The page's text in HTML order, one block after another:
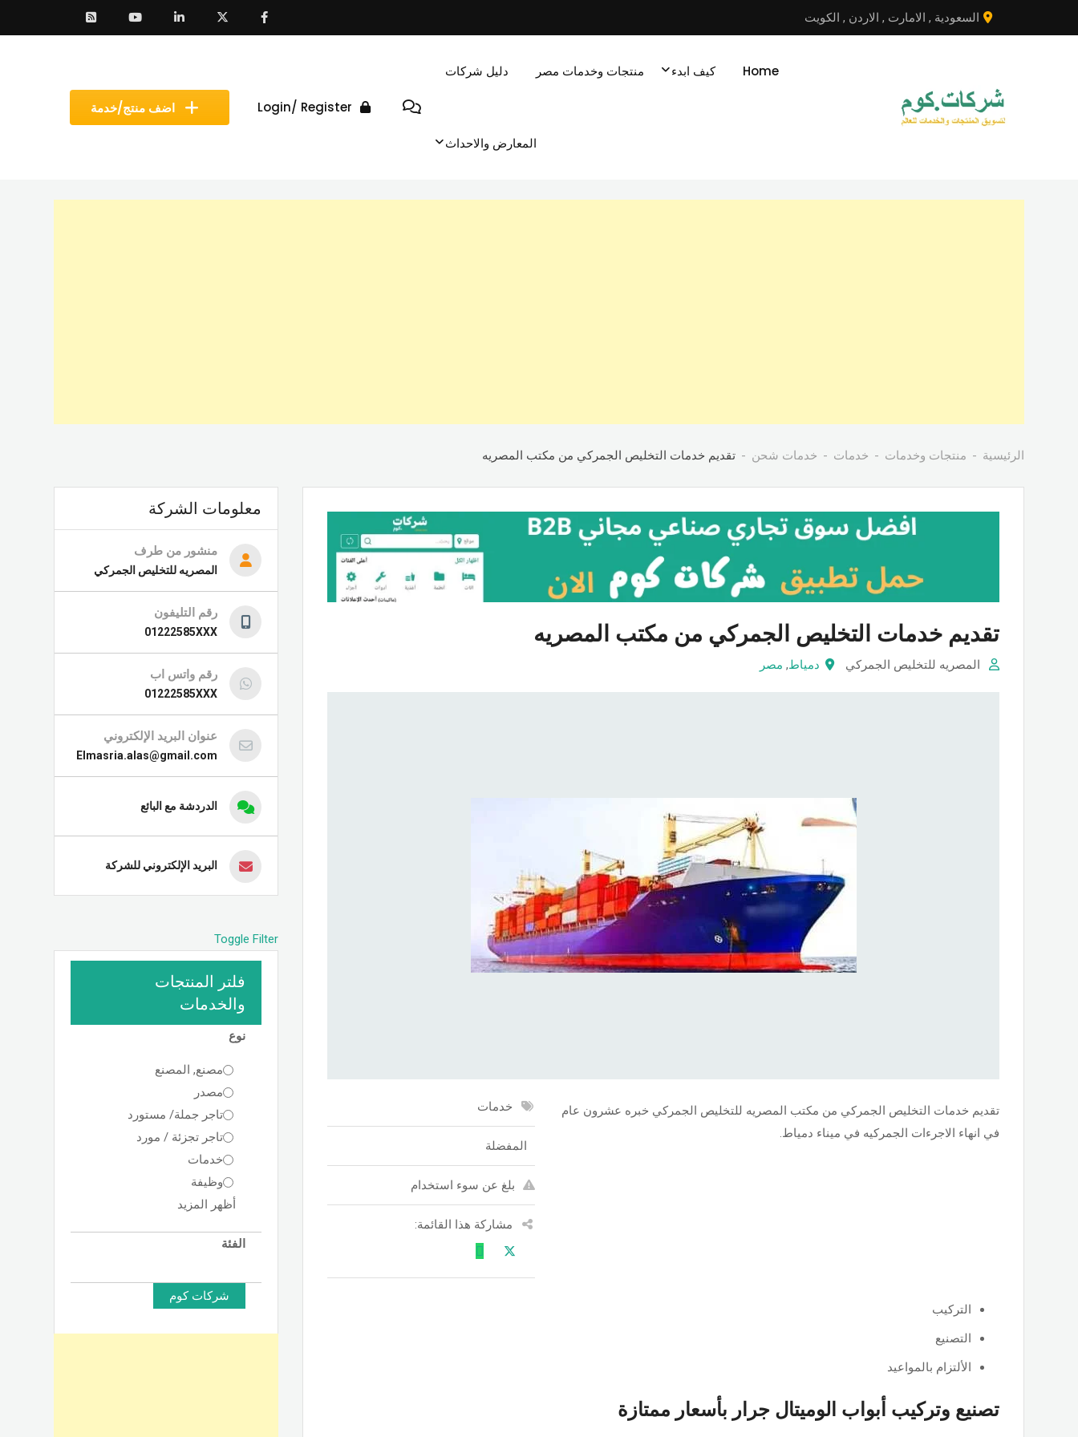
إلى
السعودية , الامارت , الاردن , الكويت
اضف منتج/خدمة Login/ Register
Home كيف ابدء منتجات وخدمات مصر دليل شركات
المعارض والاحداث
الرئيسية منتجات وخدمات خدمات خدمات شحن تقديم خدمات التخليص الجمركي من مكتب المصريه
تقديم خدمات التخليص الجمركي من مكتب المصريه
المصريه للتخليص الجمركي دمياط, مصر
تقديم خدمات التخليص الجمركي من مكتب المصريه للتخليص الجمركي خبره عشرون عام
في انهاء الاجرءات الجمركيه في ميناء دمياط.
خدمات
المفضلة
بلغ عن سوء استخدام
مشاركة هذا القائمة:
التركيب
التصنيع
الألتزام بالمواعيد
تصنيع وتركيب أبواب الوميتال جرار بأسعار ممتازة
معلومات الشركة
منشور من طرف
المصريه للتخليص الجمركي
رقم التليفون
01222585XXX
رقم واتس اب
01222585XXX
عنوان البريد الإلكتروني
Elmasria.alas@gmail.com
الدردشة مع البائع
البريد الإلكتروني للشركة
Toggle Filter
فلتر المنتجات
والخدمات
نوع
مصنع, المصنع
مصدر
تاجر جملة/ مستورد
تاجر تجزئة / مورد
خدمات
وظيفة
أظهر المزيد
الفئة
شركات كوم